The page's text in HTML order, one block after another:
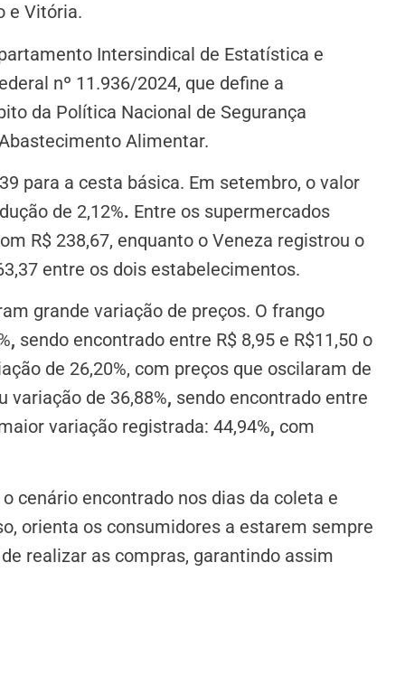
e Vitória.
Intersindical de Estatística e
nº 11.936/2024, que define a
da Política Nacional de Segurança
Alimentar.
para a cesta básica. Em setembro, o valor
de 2,12%. Entre os supermercados
R$ 238,67, enquanto o Veneza registrou o
entre os dois estabelecimentos.
grande variação de preços. O frango
, sendo encontrado entre R$ 8,95 e R$11,50 o
de 26,20%, com preços que oscilaram de
variação de 36,88%, sendo encontrado entre
variação registrada: 44,94%, com
cenário encontrado nos dias da coleta e
orienta os consumidores a estarem sempre
realizar as compras, garantindo assim